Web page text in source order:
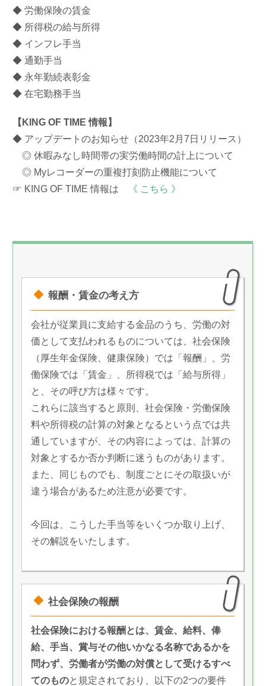
◆ 労働保険の賃金
◆ 所得税の給与所得
◆ インフレ手当
◆ 通勤手当
◆ 永年勤続表彰金
◆ 在宅勤務手当
【KING OF TIME 情報】
◆ アップデートのお知らせ（2023年2月7日リリース）
◎ 休暇みなし時間帯の実労働時間の計上について
◎ Myレコーダーの重複打刻防止機能について
☞ KING OF TIME 情報は
《 こちら 》
報酬・賃金の考え方
会社が従業員に支給する金品のうち、労働の対
価として支払われるものについては、社会保険
（厚生年金保険、健康保険）では「報酬」、労
働保険では「賃金」、所得税では「給与所得」
と、その呼び方は様々です。
これらに該当すると原則、社会保険・労働保険
料や所得税の計算の対象となるという点では共
通していますが、その内容によっては、計算の
対象とするか否か判断に迷うものがあります。
また、同じものでも、制度ごとにその取扱いが
違う場合があるため注意が必要です。
今回は、こうした手当等をいくつか取り上げ、
その解説をいたします。
社会保険の報酬
社会保険における報酬とは、賃金、給料、俸
給、手当、賞与その他いかなる名称であるかを
問わず、労働者が労働の対償として受けるすべ
てのものと規定されており、以下の2つの要件